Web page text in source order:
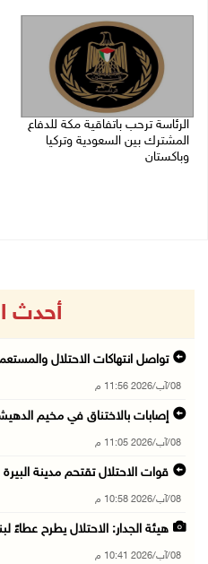
الرئاسة ترحب باتفاقية مكة للدفاع
المشترك بين السعودية وتركيا
وباكستان
أحدث
تواصل انتهاكات الاحتلال
08/آب/2026 11:56 م
إصابات بالاختناق في مخيم
08/آب/2026 11:05 م
قوات الاحتلال تقتحم مدينة البيرة
08/آب/2026 10:58 م
هيئة الجدار: الاحتلال يطرح عطاءً لبناء 627
08/آب/2026 10:41 م